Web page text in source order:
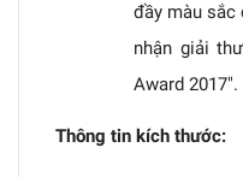
đầy màu sắc
nhận giải
Award 2017".
Thông tin kích thước: